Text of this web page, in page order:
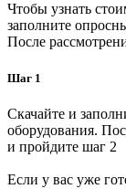
Чтобы узнать
заполните
После
Шаг 1
Скачайте и
оборудования.
и пройдите шаг 2
Если у вас уже